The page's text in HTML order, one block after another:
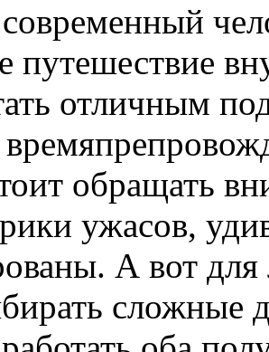
путешествие
отличным
обращать
ужасов,
А вот
сложные